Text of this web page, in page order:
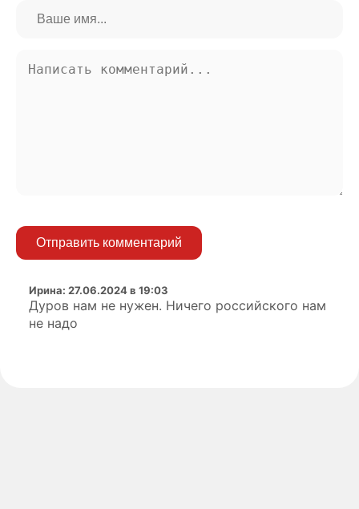
Отправить комментарий
Ирина: 27.06.2024 в 19:03
Дуров нам не нужен. Ничего российского нам
не надо